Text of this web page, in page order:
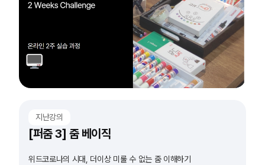
지난강의
[퍼줌 3] 줌 베이직
위드코로나의 시대, 더이상 미룰 수 없는 줌 이해하기